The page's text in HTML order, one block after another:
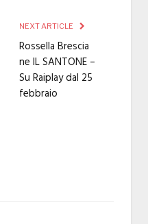
NEXT ARTICLE
Rossella Brescia
ne IL SANTONE –
Su Raiplay dal 25
febbraio